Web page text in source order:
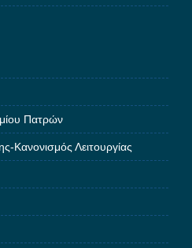
Πατρών
Κανονισμός Λειτουργίας